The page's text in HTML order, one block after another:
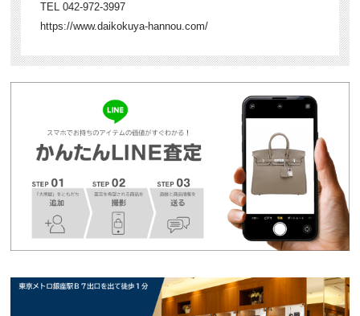
TEL 042-972-3997
https://www.daikokuya-hannou.com/